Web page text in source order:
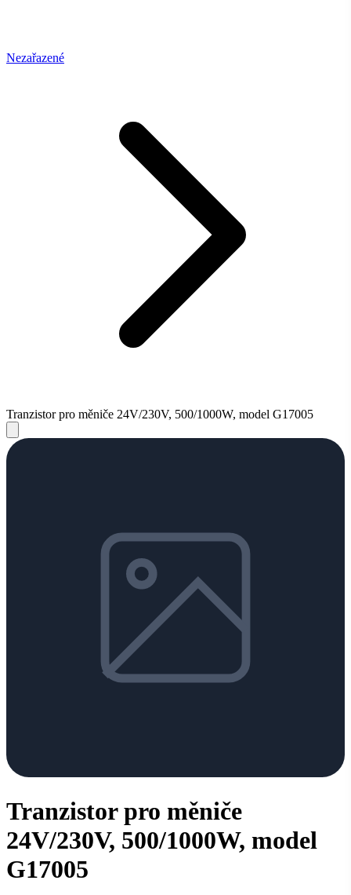
Nezařazené
Tranzistor pro měniče 24V/230V, 500/1000W, model G17005
Tranzistor pro měniče
24V/230V, 500/1000W, model
G17005